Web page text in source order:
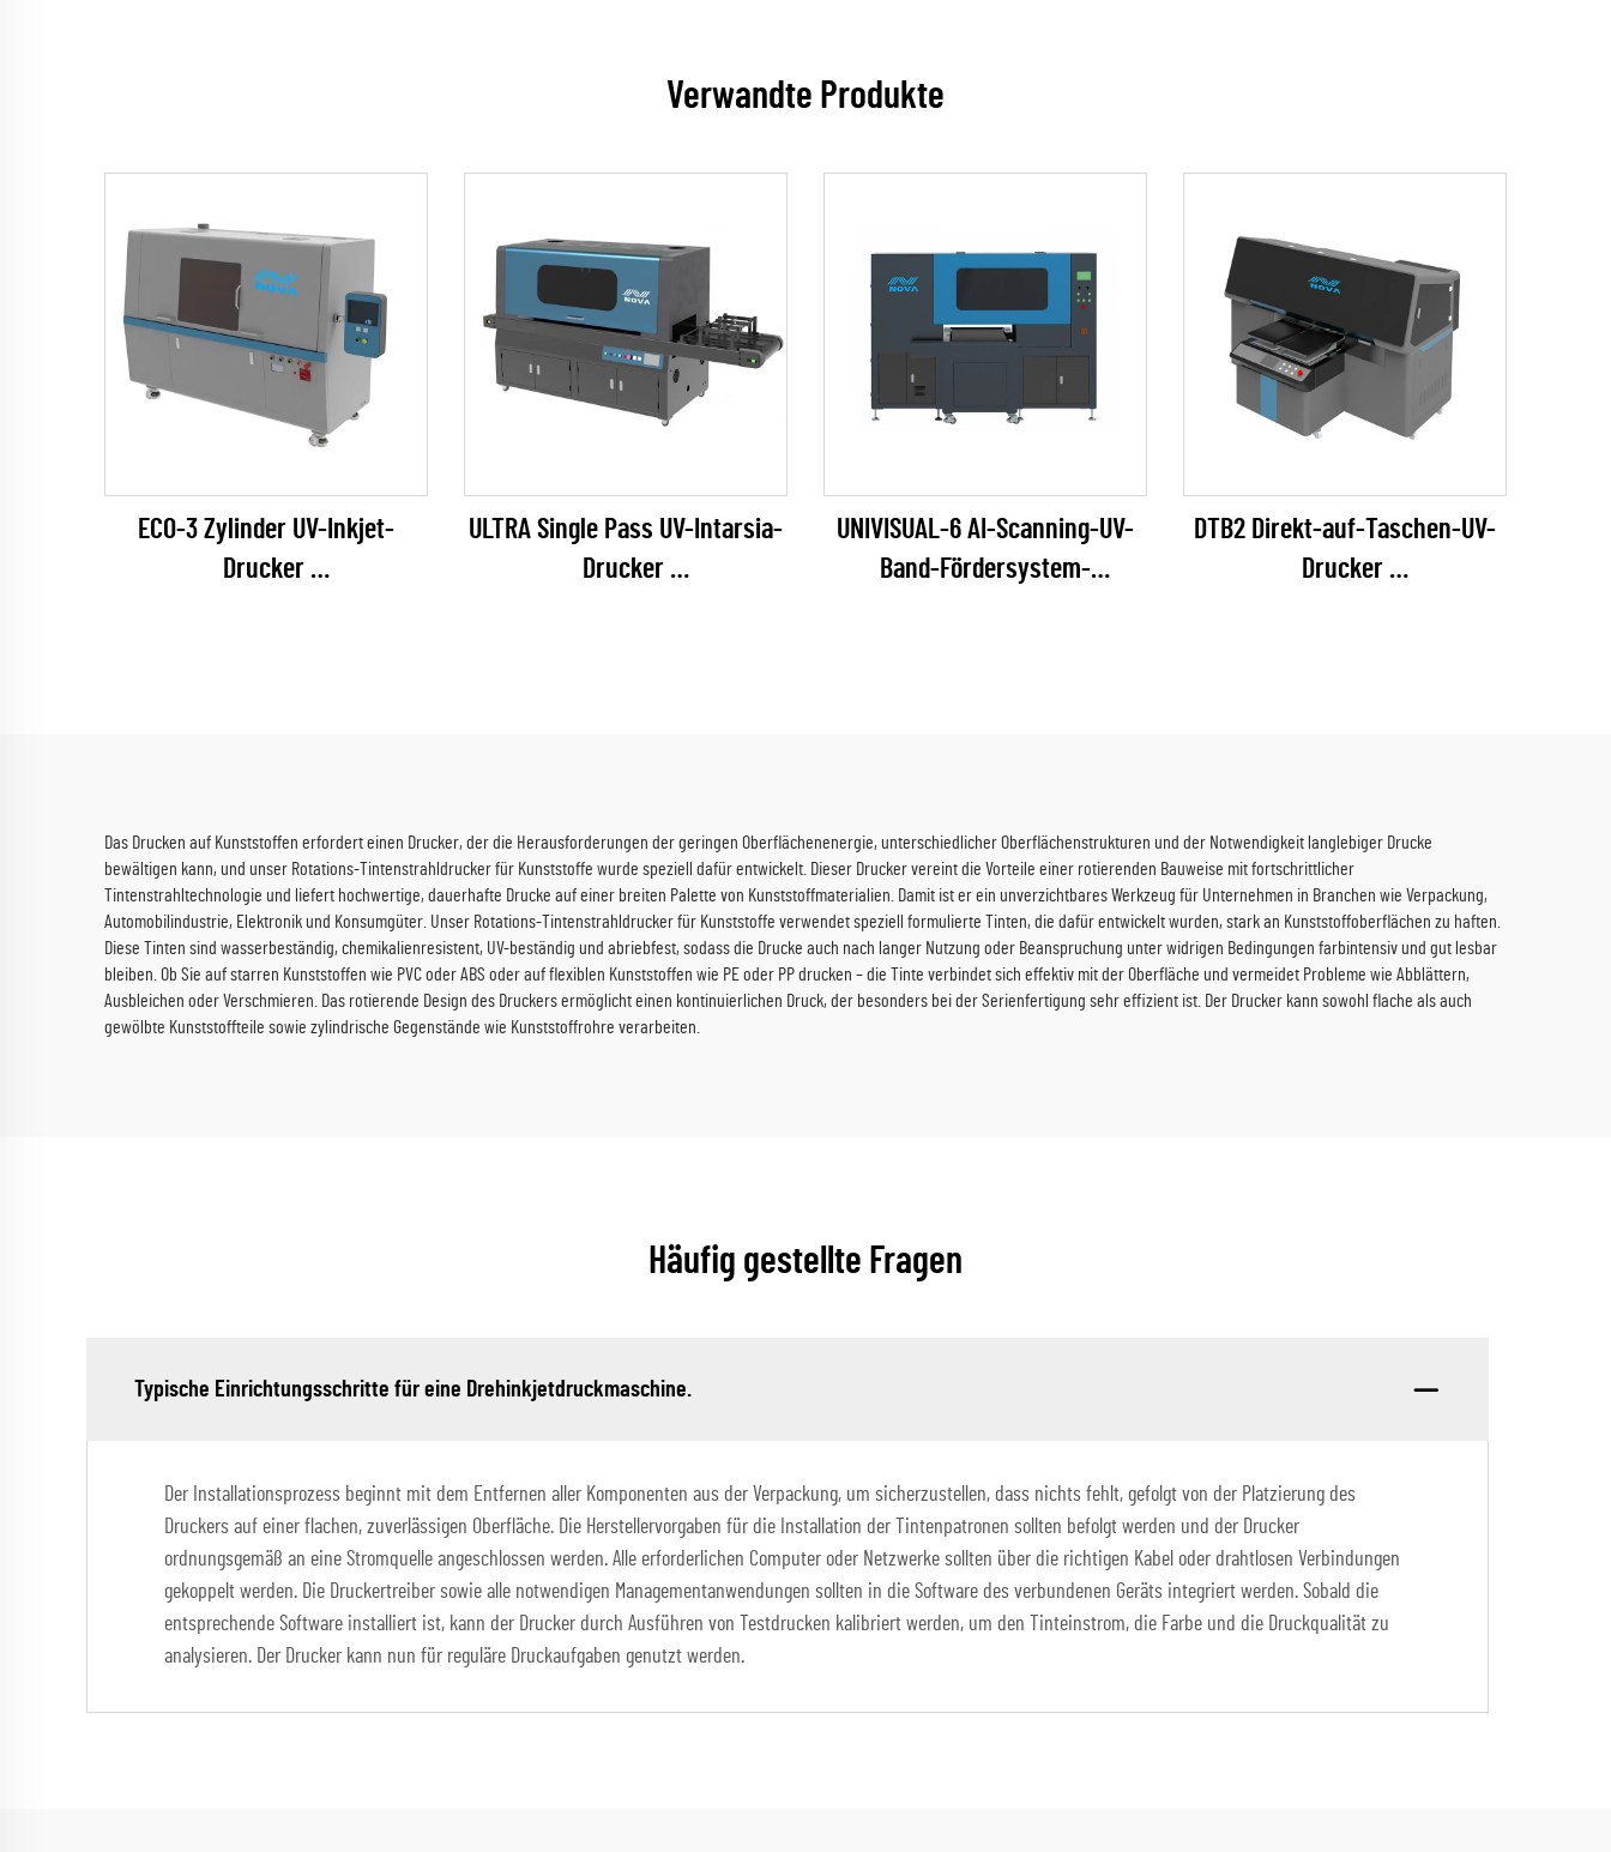
Verwandte Produkte
ECO-3 Zylinder UV-Inkjet-
Drucker
ULTRA Single Pass UV-Intarsia-
Drucker
UNIVISUAL-6 AI-Scanning-UV-
Band-Fördersystem-
DTB2 Direkt-auf-Taschen-UV-
Drucker
Das Drucken auf Kunststoffen erfordert einen Drucker, der die Herausforderungen der geringen Oberflächenenergie, unterschiedlicher Oberflächenstrukturen und der Notwendigkeit langlebiger Drucke
bewältigen kann, und unser Rotations-Tintenstrahldrucker für Kunststoffe wurde speziell dafür entwickelt. Dieser Drucker vereint die Vorteile einer rotierenden Bauweise mit fortschrittlicher
Tintenstrahltechnologie und liefert hochwertige, dauerhafte Drucke auf einer breiten Palette von Kunststoffmaterialien. Damit ist er ein unverzichtbares Werkzeug für Unternehmen in Branchen wie Verpackung,
Automobilindustrie, Elektronik und Konsumgüter. Unser Rotations-Tintenstrahldrucker für Kunststoffe verwendet speziell formulierte Tinten, die dafür entwickelt wurden, stark an Kunststoffoberflächen zu haften.
Diese Tinten sind wasserbeständig, chemikalienresistent, UV-beständig und abriebfest, sodass die Drucke auch nach langer Nutzung oder Beanspruchung unter widrigen Bedingungen farbintensiv und gut lesbar
bleiben. Ob Sie auf starren Kunststoffen wie PVC oder ABS oder auf flexiblen Kunststoffen wie PE oder PP drucken – die Tinte verbindet sich effektiv mit der Oberfläche und vermeidet Probleme wie Abblättern,
Ausbleichen oder Verschmieren. Das rotierende Design des Druckers ermöglicht einen kontinuierlichen Druck, der besonders bei der Serienfertigung sehr effizient ist. Der Drucker kann sowohl flache als auch
gewölbte Kunststoffteile sowie zylindrische Gegenstände wie Kunststoffrohre verarbeiten.
Häufig gestellte Fragen
Typische Einrichtungsschritte für eine Drehinkjetdruckmaschine.
Der Installationsprozess beginnt mit dem Entfernen aller Komponenten aus der Verpackung, um sicherzustellen, dass nichts fehlt, gefolgt von der Platzierung des
Druckers auf einer flachen, zuverlässigen Oberfläche. Die Herstellervorgaben für die Installation der Tintenpatronen sollten befolgt werden und der Drucker
ordnungsgemäß an eine Stromquelle angeschlossen werden. Alle erforderlichen Computer oder Netzwerke sollten über die richtigen Kabel oder drahtlosen Verbindungen
gekoppelt werden. Die Druckertreiber sowie alle notwendigen Managementanwendungen sollten in die Software des verbundenen Geräts integriert werden. Sobald die
entsprechende Software installiert ist, kann der Drucker durch Ausführen von Testdrucken kalibriert werden, um den Tinteinstrom, die Farbe und die Druckqualität zu
analysieren. Der Drucker kann nun für reguläre Druckaufgaben genutzt werden.